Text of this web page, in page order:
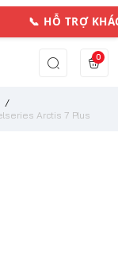
• 📞 HỖ TRỢ
0
/
Arctis 7 Plus